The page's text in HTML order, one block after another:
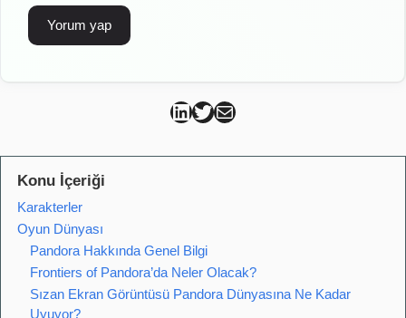
Can Kütahya Linkedin
Can Kütahya Twitter
Can Kütahya Mail
Konu İçeriği
Karakterler
Oyun Dünyası
Pandora Hakkında Genel Bilgi
Frontiers of Pandora’da Neler Olacak?
Sızan Ekran Görüntüsü Pandora Dünyasına Ne Kadar
Uyuyor?